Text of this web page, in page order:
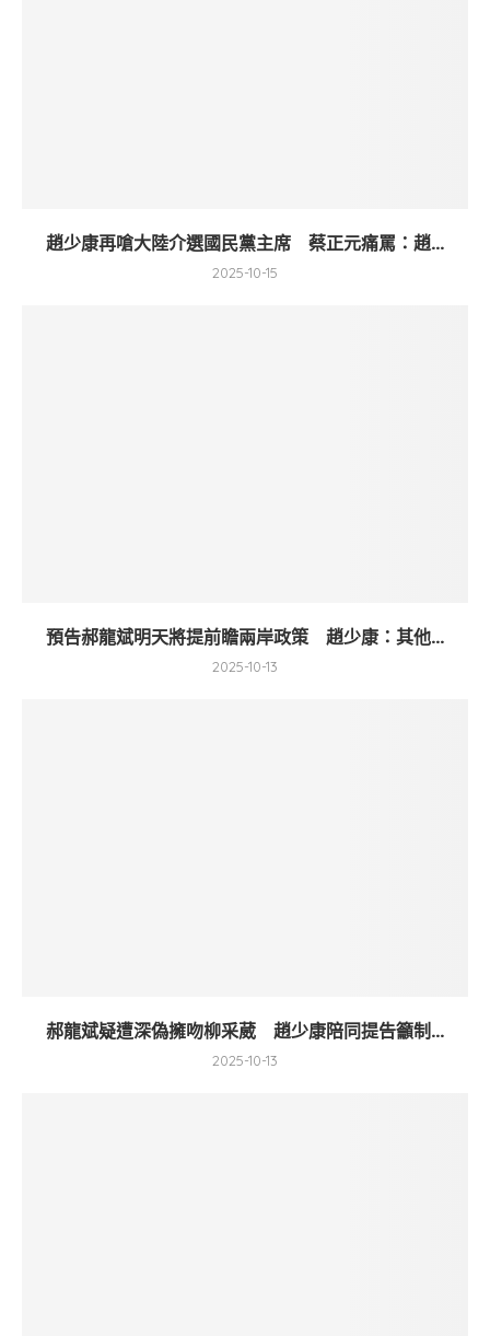
趙少康再嗆大陸介選國民黨主席 蔡正元痛罵：趙...
2025-10-15
預告郝龍斌明天將提前瞻兩岸政策 趙少康：其他...
2025-10-13
郝龍斌疑遭深偽擁吻柳采葳 趙少康陪同提告籲制...
2025-10-13